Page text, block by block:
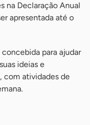
na Declaração Anual
apresentada até o
para ajudar
ideias e
com atividades de